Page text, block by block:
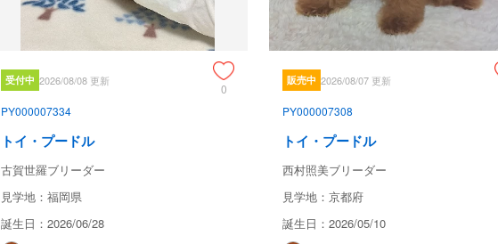
受付中 2026/08/08 更新
0
PY000007334
トイ・プードル
古賀世羅ブリーダー
見学地：福岡県
誕生日：2026/06/28
販売中 2026/08/07 更新
PY000007308
トイ・プードル
西村照美ブリーダー
見学地：京都府
誕生日：2026/05/10